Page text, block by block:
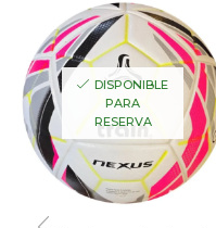
DISPONIBLE
PARA
RESERVA